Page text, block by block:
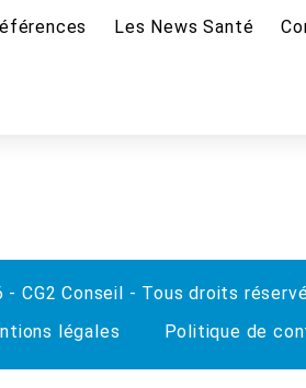
Les News Santé
- CG2 Conseil - Tous droits
légales Politique de